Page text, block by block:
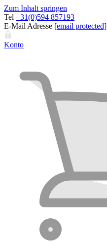
Zum Inhalt springen
Tel +31(0)594 857193
E-Mail Adresse [email protected]
Konto